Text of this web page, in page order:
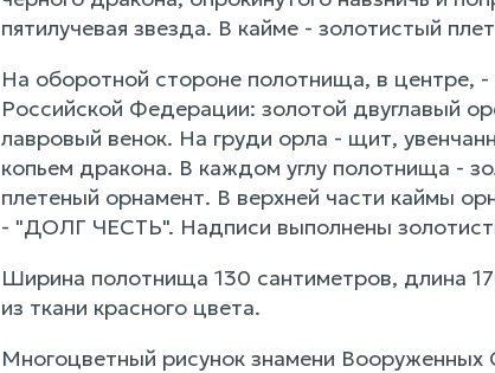
пятилучевая звезда. В кайме - золотистый
На оборотной стороне полотнища, в центре,
Российской Федерации: золотой двуглавый
лавровый венок. На груди орла - щит,
копьем дракона. В каждом углу полотнища -
плетеный орнамент. В верхней части каймы
- "ДОЛГ ЧЕСТЬ". Надписи выполнены
Ширина полотнища 130 сантиметров, длина
из ткани красного цвета.
Многоцветный рисунок знамени